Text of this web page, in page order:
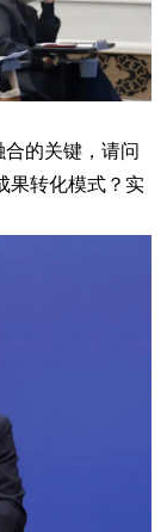
的关键，请问
果转化模式？实